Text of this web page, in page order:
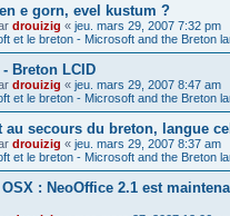
e gorn, evel kustum ?
drouizig « jeu. mars 29, 2007 7:32 pm
et le breton - Microsoft and the Breton
Breton LCID
drouizig « jeu. mars 29, 2007 8:47 am
et le breton - Microsoft and the Breton
au secours du breton, langue
drouizig « jeu. mars 29, 2007 8:37 am
et le breton - Microsoft and the Breton
: NeoOffice 2.1 est